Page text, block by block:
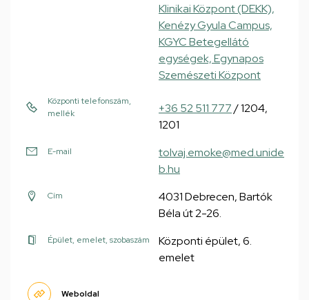
Klinikai Központ (DEKK),
Kenézy Gyula Campus,
KGYC Betegellátó
egységek, Egynapos
Szemészeti Központ
Központi telefonszám,
mellék
+36 52 511 777/ 1204,
1201
E-mail
tolvaj.emoke@med.unide
b.hu
Cím
4031 Debrecen, Bartók
Béla út 2-26.
Épület, emelet, szobaszám
Központi épület, 6.
emelet
Weboldal